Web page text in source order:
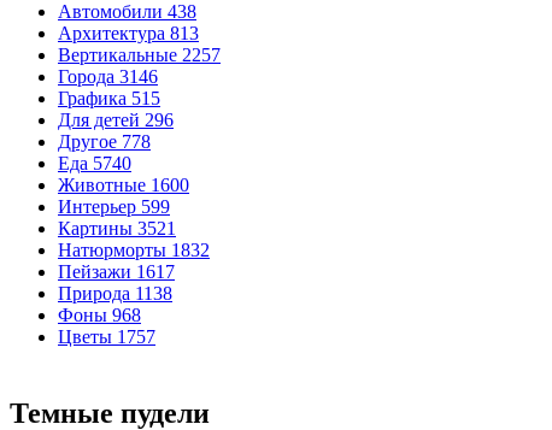
Автомобили 438
Архитектура 813
Вертикальные 2257
Города 3146
Графика 515
Для детей 296
Другое 778
Еда 5740
Животные 1600
Интерьер 599
Картины 3521
Натюрморты 1832
Пейзажи 1617
Природа 1138
Фоны 968
Цветы 1757
Темные пудели